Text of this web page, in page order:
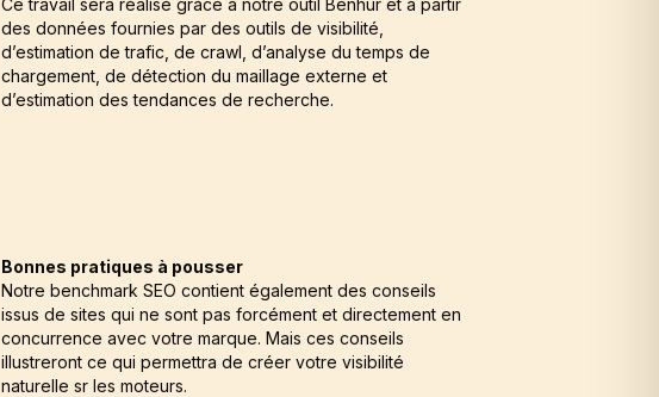
des données fournies par des outils de visibilité,
d’estimation de trafic, de crawl, d’analyse du temps de
chargement, de détection du maillage externe et
d’estimation des tendances de recherche.
Bonnes pratiques à pousser
Notre benchmark SEO contient également des conseils
issus de sites qui ne sont pas forcément et directement en
concurrence avec votre marque. Mais ces conseils
illustreront ce qui permettra de créer votre visibilité
naturelle sr les moteurs.